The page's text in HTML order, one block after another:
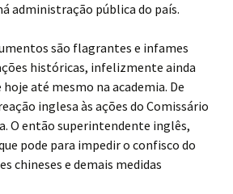
administração pública do país.
são flagrantes e infames
históricas, infelizmente ainda
até mesmo na academia. De
inglesa às ações do Comissário
O então superintendente inglês,
pode para impedir o confisco do
chineses e demais medidas